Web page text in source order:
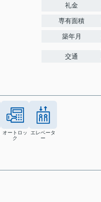
礼金
専有面積
築年月
交通
オートロッ
ク
エレベータ
ー